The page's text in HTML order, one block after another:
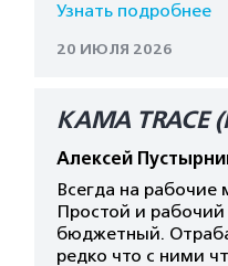
Узнать подробнее
20 ИЮЛЯ 2026
КАМА TRACE
Алексей
Всегда на
Простой и
бюджетный.
редко что с ними